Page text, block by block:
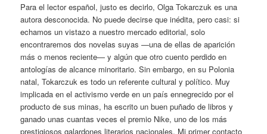
Para el lector español, justo es decirlo, Olga Tokarczuk es una
autora desconocida. No puede decirse que inédita, pero casi: si
echamos un vistazo a nuestro mercado editorial, solo
encontraremos dos novelas suyas —una de ellas de aparición
más o menos reciente— y algún que otro cuento perdido en
antologías de alcance minoritario. Sin embargo, en su Polonia
natal, Tokarczuk es todo un referente cultural y político. Muy
implicada en el activismo verde en un país ennegrecido por el
producto de sus minas, ha escrito un buen puñado de libros y
ganado unas cuantas veces el premio Nike, uno de los más
prestigiosos galardones literarios nacionales. Mi primer contacto